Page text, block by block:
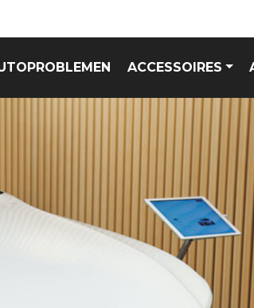
ACCESSOIRES